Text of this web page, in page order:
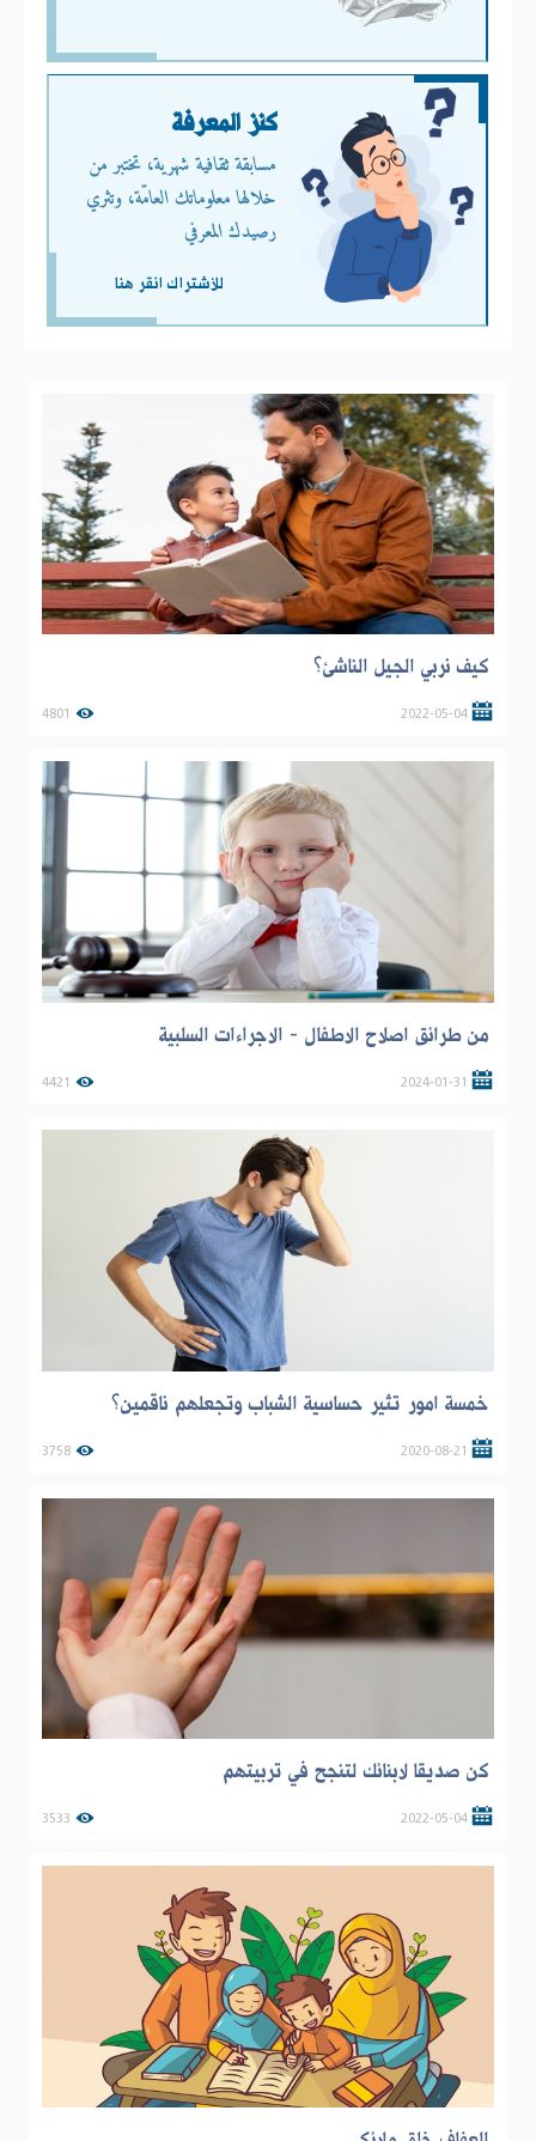
كنز المعرفة
مسابقة ثقافية شهرية، تختبر من
خلالها معلوماتك العامّة، وتثري
رصيدك المعرفي
للأشتراك انقر هنا
كيف نربي الجيل الناشئ؟
2022-05-04
4801
من طرائق اصلاح الاطفال - الاجراءات السلبية
2024-01-31
4421
خمسة امور تثير حساسية الشباب وتجعلهم ناقمين؟
2020-08-21
3758
كن صديقا لابنائك لتنجح في تربيتهم
2022-05-04
3533